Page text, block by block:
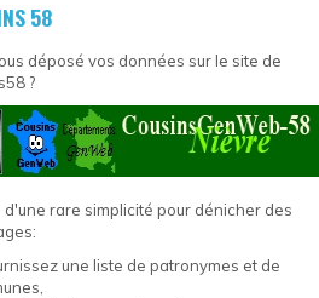
58
déposé vos données sur le site de
?
d'une rare simplicité pour dénicher des
une liste de patronymes et de